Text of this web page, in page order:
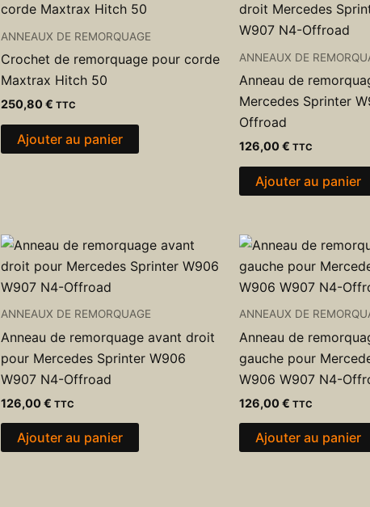
ANNEAUX DE REMORQUAGE
Crochet de remorquage pour corde
Maxtrax Hitch 50
250,80€ TTC
Ajouter au panier
ANNEAUX DE
Anneau de
Mercedes Sprinter
Offroad
126,00€ TTC
Ajouter au panier
ANNEAUX DE REMORQUAGE
Anneau de remorquage avant droit
pour Mercedes Sprinter W906
W907 N4-Offroad
126,00€ TTC
Ajouter au panier
ANNEAUX DE
Anneau de
gauche pour
W906 W907 N4-
126,00€ TTC
Ajouter au panier